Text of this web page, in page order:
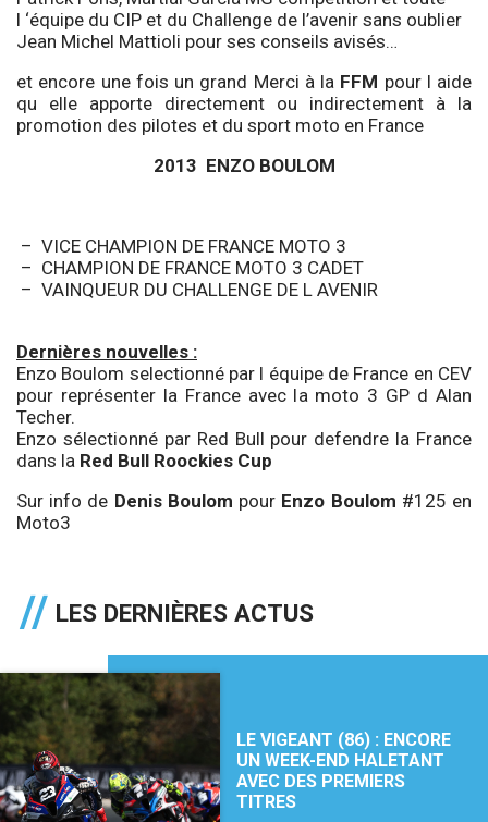
l ‘équipe du CIP et du Challenge de l’avenir sans oublier
Jean Michel Mattioli pour ses conseils avisés…
et encore une fois un grand Merci à la FFM pour l aide
qu elle apporte directement ou indirectement à la
promotion des pilotes et du sport moto en France
2013 ENZO BOULOM
– VICE CHAMPION DE FRANCE MOTO 3
– CHAMPION DE FRANCE MOTO 3 CADET
– VAINQUEUR DU CHALLENGE DE L AVENIR
Dernières nouvelles :
Enzo Boulom selectionné par l équipe de France en CEV
pour représenter la France avec la moto 3 GP d Alan
Techer.
Enzo sélectionné par Red Bull pour defendre la France
dans la Red Bull Roockies Cup
Sur info de Denis Boulom pour Enzo Boulom #125 en
Moto3
LES DERNIÈRES ACTUS
LE VIGEANT (86) : ENCORE
UN WEEK-END HALETANT
AVEC DES PREMIERS
TITRES